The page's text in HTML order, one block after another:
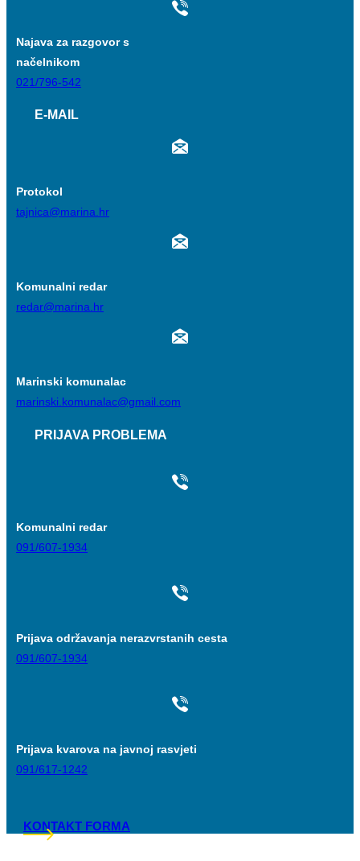
Najava za razgovor s
načelnikom
021/796-542
E-MAIL
Protokol
tajnica@marina.hr
Komunalni redar
redar@marina.hr
Marinski komunalac
marinski.komunalac@gmail.com
PRIJAVA PROBLEMA
Komunalni redar
091/607-1934
Prijava održavanja nerazvrstanih cesta
091/607-1934
Prijava kvarova na javnoj rasvjeti
091/617-1242
KONTAKT FORMA